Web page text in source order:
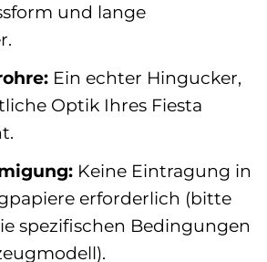
und lange
Ein echter Hingucker,
Optik Ihres Fiesta
Keine Eintragung in
erforderlich (bitte
spezifischen Bedingungen